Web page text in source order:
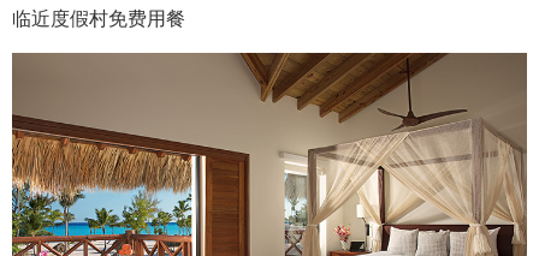
临近度假村免费用餐